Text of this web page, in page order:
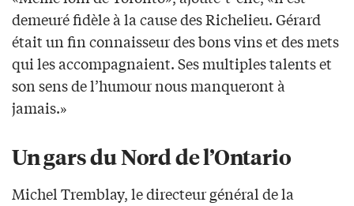
demeuré fidèle à la cause des Richelieu. Gérard
était un fin connaisseur des bons vins et des mets
qui les accompagnaient. Ses multiples talents et
son sens de l’humour nous manqueront à
jamais.»
Un gars du Nord de l’Ontario
Michel Tremblay, le directeur général de la